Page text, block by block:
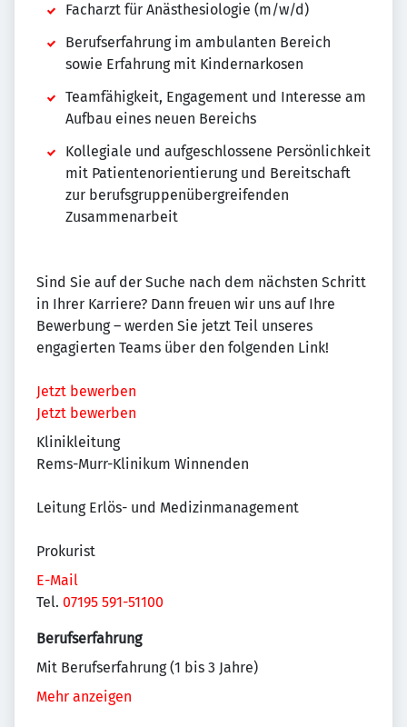
Facharzt für Anästhesiologie (m/w/d)
Berufserfahrung im ambulanten Bereich
sowie Erfahrung mit Kindernarkosen
Teamfähigkeit, Engagement und Interesse am
Aufbau eines neuen Bereichs
Kollegiale und aufgeschlossene Persönlichkeit
mit Patientenorientierung und Bereitschaft
zur berufsgruppenübergreifenden
Zusammenarbeit
Sind Sie auf der Suche nach dem nächsten Schritt
in Ihrer Karriere? Dann freuen wir uns auf Ihre
Bewerbung – werden Sie jetzt Teil unseres
engagierten Teams über den folgenden Link!
Jetzt bewerben
Jetzt bewerben
Klinikleitung
Rems-Murr-Klinikum Winnenden
Leitung Erlös- und Medizinmanagement
Prokurist
E-Mail
Tel. 07195 591-51100
Berufserfahrung
Mit Berufserfahrung (1 bis 3 Jahre)
Mehr anzeigen